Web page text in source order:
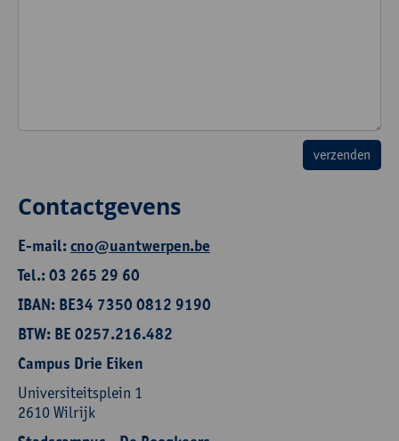
Contactgevens
E-mail:cno@uantwerpen.be
Tel.: 03 265 29 60
IBAN: BE34 7350 0812 9190
BTW: BE 0257.216.482
Campus Drie Eiken
Universiteitsplein 1
2610 Wilrijk